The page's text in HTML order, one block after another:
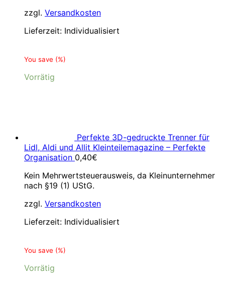
zzgl. Versandkosten
Lieferzeit: Individualisiert
You save (%)
Vorrätig
Perfekte 3D-gedruckte Trenner für
Lidl, Aldi und Allit Kleinteilemagazine – Perfekte
Organisation 0,40€
Kein Mehrwertsteuerausweis, da Kleinunternehmer
nach §19 (1) UStG.
zzgl. Versandkosten
Lieferzeit: Individualisiert
You save (%)
Vorrätig